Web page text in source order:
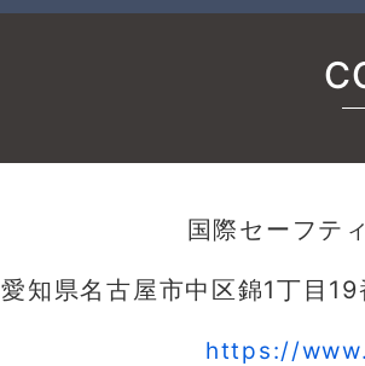
国際セーフテ
愛知県名古屋市中区錦1丁目
https://